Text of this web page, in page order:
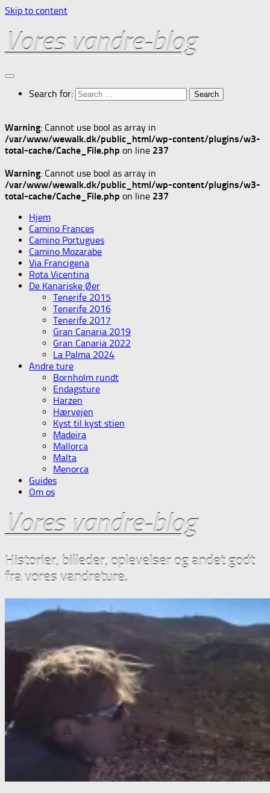
Skip to content
Vores vandre-blog
Search for:
Warning: Cannot use bool as array in
/var/www/wewalk.dk/public_html/wp-content/plugins/w3-
total-cache/Cache_File.php on line 237
Warning: Cannot use bool as array in
/var/www/wewalk.dk/public_html/wp-content/plugins/w3-
total-cache/Cache_File.php on line 237
Hjem
Camino Frances
Camino Portugues
Camino Mozarabe
Via Francigena
Rota Vicentina
De Kanariske Øer
Tenerife 2015
Tenerife 2016
Tenerife 2017
Gran Canaria 2019
Gran Canaria 2022
La Palma 2024
Andre ture
Bornholm rundt
Endagsture
Harzen
Hærvejen
Kyst til kyst stien
Madeira
Mallorca
Malta
Menorca
Guides
Om os
Vores vandre-blog
Historier, billeder, oplevelser og andet godt
fra vores vandreture.